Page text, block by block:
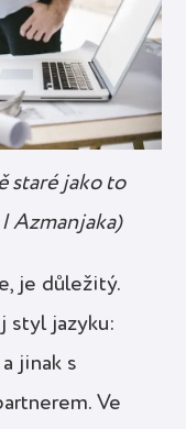
staré jako to
Azmanjaka)
je důležitý.
styl jazyku:
jinak s
Ve